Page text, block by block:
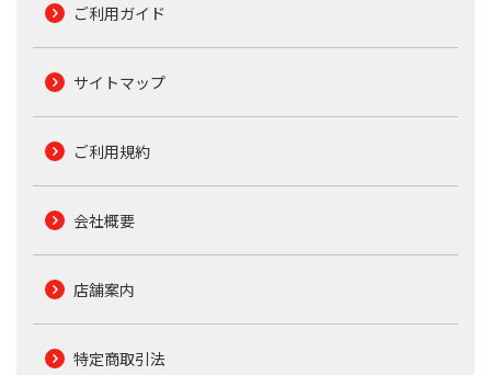
ご利用ガイド
サイトマップ
ご利用規約
会社概要
店舗案内
特定商取引法